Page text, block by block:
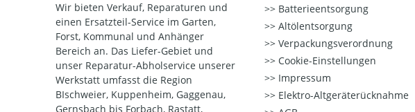
Wir bieten Verkauf, Reparaturen und
einen Ersatzteil-Service im Garten,
Forst, Kommunal und Anhänger
Bereich an. Das Liefer-Gebiet und
unser Reparatur-Abholservice unserer
Werkstatt umfasst die Region
BIschweier, Kuppenheim, Gaggenau,
Gernsbach bis Forbach, Rastatt,
Batterieentsorgung
Altölentsorgung
Verpackungsverordnung
Cookie-Einstellungen
Impressum
Elektro-Altgeräterücknahme